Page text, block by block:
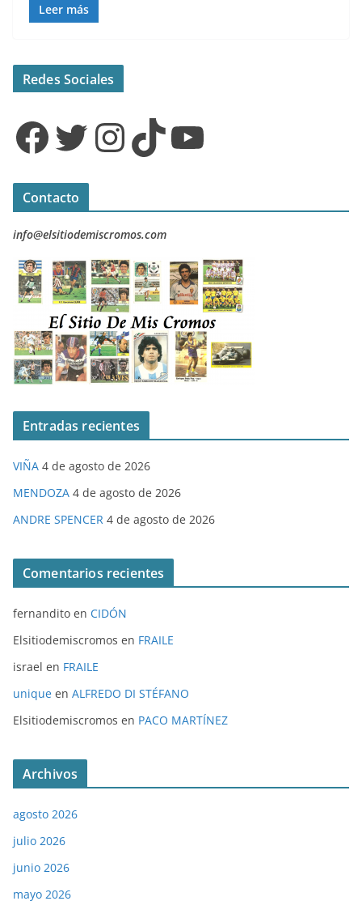
Leer más
Redes Sociales
Facebook Twitter InstagramTikTok YouTube
Contacto
info@elsitiodemiscromos.com
Entradas recientes
VIÑA 4 de agosto de 2026
MENDOZA 4 de agosto de 2026
ANDRE SPENCER 4 de agosto de 2026
Comentarios recientes
fernandito en CIDÓN
Elsitiodemiscromos en FRAILE
israel en FRAILE
unique en ALFREDO DI STÉFANO
Elsitiodemiscromos en PACO MARTÍNEZ
Archivos
agosto 2026
julio 2026
junio 2026
mayo 2026